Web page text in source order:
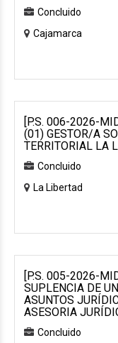
Concluido
Cajamarca
[P.S. 006-2026-
(01) GESTOR/A
TERRITORIAL LA
Concluido
La Libertad
[P.S. 005-2026-
SUPLENCIA DE
ASUNTOS
ASESORIA
Concluido